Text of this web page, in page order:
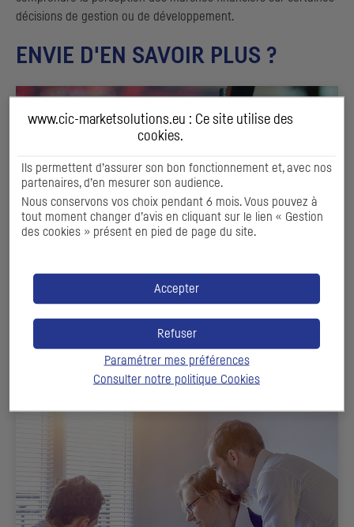
décisions de gestion ou de développement.
ENVIE D'EN SAVOIR PLUS ?
NOTRE OFFRE DIGITALE
Notre expertise de marché à portée de clics
DÉCOUVRIR
www.cic-marketsolutions.eu : Ce site utilise des
cookies
Ils permettent d’assurer son bon fonctionnement et, avec nos
partenaires, d’en mesurer son audience.
Nous conservons vos choix pendant 6 mois. Vous pouvez à
tout moment changer d’avis en cliquant sur le lien « Gestion
des cookies » présent en pied de page du site.
Accepter
Refuser
Paramétrer mes préférences
Consulter notre politique Cookies